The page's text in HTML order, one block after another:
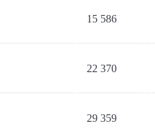
15 586
22 370
29 359